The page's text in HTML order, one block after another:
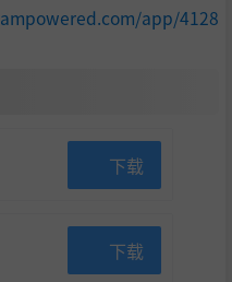
见。
app/4128
下载
下载